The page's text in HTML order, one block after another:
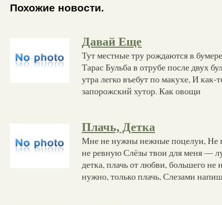
Похожие новости.
Давай Еще
Тут местные тру рождаются в
Тарас Бульба в отрубе после двух
утра легко въебут по макухе, И как-
запорожский хутор. Как овощи
Плачь, Детка
Мне не нужны нежные поцелуи, Не
не ревную Слёзы твои для меня —
детка, плачь от любви, большего не
нужно, только плачь, Слезами